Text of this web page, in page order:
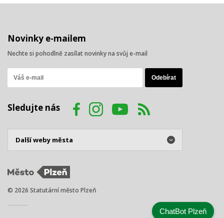
Novinky e-mailem
Nechte si pohodlně zasílat novinky na svůj e-mail
Sledujte nás
© 2026 Statutární město Plzeň
ChatBot Plzeň